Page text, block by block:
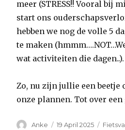
meer (STRESS!! Vooral bij
start ons
hebben we nog de volle 5
te maken
wat activiteiten die dagen..).
Zo, nu zijn jullie een beetje
onze plannen. Tot over een
Author
Anke
Posted
19 April 2025